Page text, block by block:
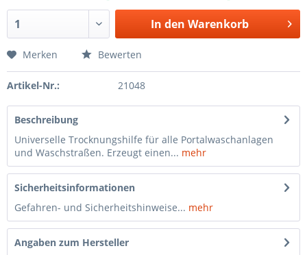
In den Warenkorb
Merken Bewerten
Artikel-Nr.: 21048
Beschreibung
Universelle Trocknungshilfe für alle Portalwaschanlagen
und Waschstraßen. Erzeugt einen... mehr
Sicherheitsinformationen
Gefahren- und Sicherheitshinweise... mehr
Angaben zum Hersteller